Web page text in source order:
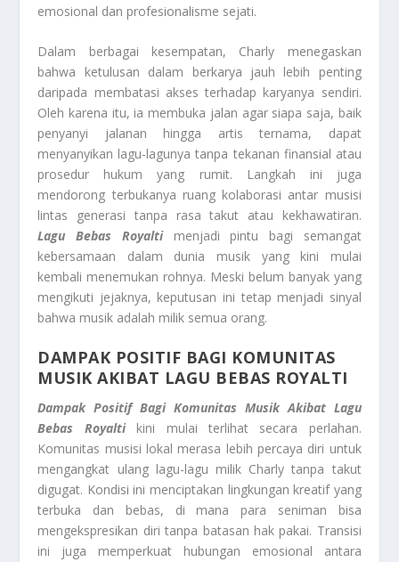
emosional dan profesionalisme sejati.
Dalam berbagai kesempatan, Charly menegaskan
bahwa ketulusan dalam berkarya jauh lebih penting
daripada membatasi akses terhadap karyanya sendiri.
Oleh karena itu, ia membuka jalan agar siapa saja, baik
penyanyi jalanan hingga artis ternama, dapat
menyanyikan lagu-lagunya tanpa tekanan finansial atau
prosedur hukum yang rumit. Langkah ini juga
mendorong terbukanya ruang kolaborasi antar musisi
lintas generasi tanpa rasa takut atau kekhawatiran.
Lagu Bebas Royalti
menjadi pintu bagi semangat
kebersamaan dalam dunia musik yang kini mulai
kembali menemukan rohnya. Meski belum banyak yang
mengikuti jejaknya, keputusan ini tetap menjadi sinyal
bahwa musik adalah milik semua orang.
DAMPAK POSITIF BAGI KOMUNITAS
MUSIK AKIBAT LAGU BEBAS ROYALTI
Dampak Positif Bagi Komunitas Musik Akibat Lagu
Bebas Royalti kini mulai terlihat secara perlahan.
Komunitas musisi lokal merasa lebih percaya diri untuk
mengangkat ulang lagu-lagu milik Charly tanpa takut
digugat. Kondisi ini menciptakan lingkungan kreatif yang
terbuka dan bebas, di mana para seniman bisa
mengekspresikan diri tanpa batasan hak pakai. Transisi
ini juga memperkuat hubungan emosional antara